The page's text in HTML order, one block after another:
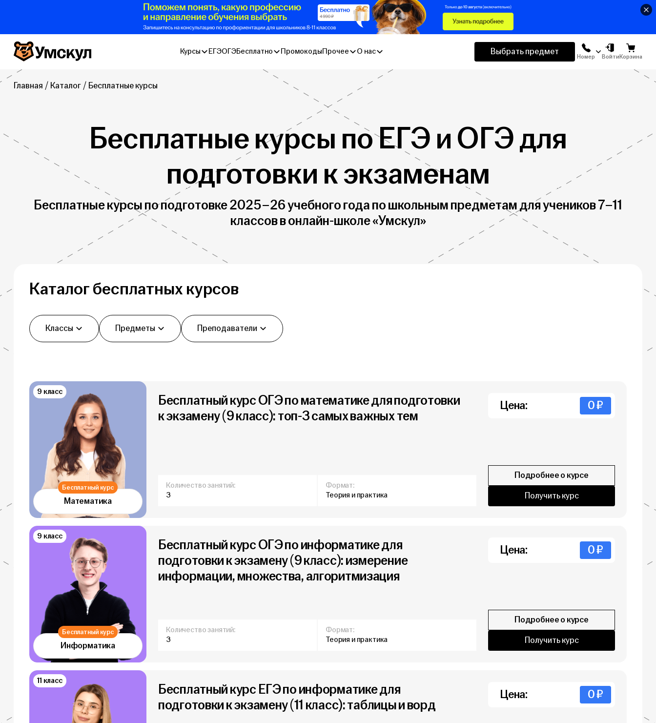
Умскул
Курсы ЕГЭОГЭБесплатно ПромокодыПрочее О нас Выбрать предмет
Номер ВойтиКорзина
Главная Каталог Бесплатные курсы
Бесплатные курсы по ЕГЭ и ОГЭ для
подготовки к экзаменам
Бесплатные курсы по подготовке 2025–26 учебного года по школьным предметам для учеников 7–11
классов в онлайн-школе «Умскул»
Каталог бесплатных курсов
Фильтры
Классы Предметы Преподаватели
Математика
Бесплатный курс
9 класс
Бесплатный курс ОГЭ по математике для подготовки
к экзамену (9 класс): топ-3 самых важных тем
Количество занятий:
3
Формат:
Теория и практика
Цена: 0 ₽
Подробнее о курсе
Получить курс
Информатика
Бесплатный курс
9 класс
Бесплатный курс ОГЭ по информатике для
подготовки к экзамену (9 класс): измерение
информации, множества, алгоритмизация
Количество занятий:
3
Формат:
Теория и практика
Цена: 0 ₽
Подробнее о курсе
Получить курс
11 класс
Бесплатный курс ЕГЭ по информатике для
подготовки к экзамену (11 класс): таблицы и ворд
Цена: 0 ₽